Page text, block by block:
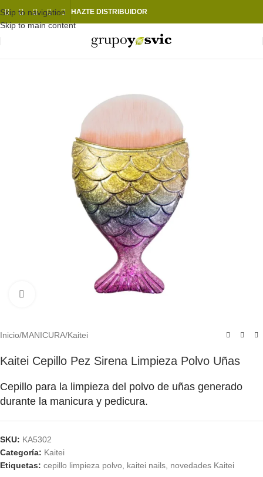
Skip to navigation
Skip to main content
HAZTE DISTRIBUIDOR
Inicio/MANICURA/Kaitei
Kaitei Cepillo Pez Sirena Limpieza Polvo Uñas
Cepillo para la limpieza del polvo de uñas generado
durante la manicura y pedicura.
SKU: KA5302
Categoría: Kaitei
Etiquetas: cepillo limpieza polvo kaitei nails novedades Kaitei